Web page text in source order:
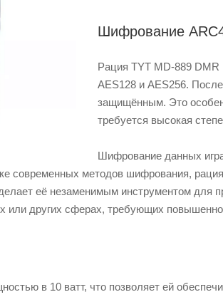
Шифрование
Рация TYT MD-889 DMR
AES128 и AES256.
защищённым. Это
требуется высокая
Шифрование данных
современных методов шифрования,
её незаменимым инструментом для
или других сферах, требующих
в 10 ватт, что позволяет ей